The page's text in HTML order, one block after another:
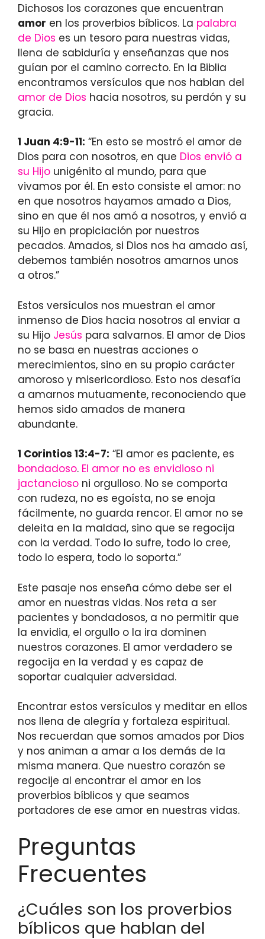
Dichosos los corazones que encuentran
amor en los proverbios bíblicos. La palabra
de Dios es un tesoro para nuestras vidas,
llena de sabiduría y enseñanzas que nos
guían por el camino correcto. En la Biblia
encontramos versículos que nos hablan del
amor de Dios hacia nosotros, su perdón y su
gracia.
1 Juan 4:9-11: “En esto se mostró el amor de
Dios para con nosotros, en que Dios envió a
su Hijo unigénito al mundo, para que
vivamos por él. En esto consiste el amor: no
en que nosotros hayamos amado a Dios,
sino en que él nos amó a nosotros, y envió a
su Hijo en propiciación por nuestros
pecados. Amados, si Dios nos ha amado así,
debemos también nosotros amarnos unos
a otros.”
Estos versículos nos muestran el amor
inmenso de Dios hacia nosotros al enviar a
su Hijo Jesús para salvarnos. El amor de Dios
no se basa en nuestras acciones o
merecimientos, sino en su propio carácter
amoroso y misericordioso. Esto nos desafía
a amarnos mutuamente, reconociendo que
hemos sido amados de manera
abundante.
1 Corintios 13:4-7: “El amor es paciente, es
bondadoso. El amor no es envidioso ni
jactancioso ni orgulloso. No se comporta
con rudeza, no es egoísta, no se enoja
fácilmente, no guarda rencor. El amor no se
deleita en la maldad, sino que se regocija
con la verdad. Todo lo sufre, todo lo cree,
todo lo espera, todo lo soporta.”
Este pasaje nos enseña cómo debe ser el
amor en nuestras vidas. Nos reta a ser
pacientes y bondadosos, a no permitir que
la envidia, el orgullo o la ira dominen
nuestros corazones. El amor verdadero se
regocija en la verdad y es capaz de
soportar cualquier adversidad.
Encontrar estos versículos y meditar en ellos
nos llena de alegría y fortaleza espiritual.
Nos recuerdan que somos amados por Dios
y nos animan a amar a los demás de la
misma manera. Que nuestro corazón se
regocije al encontrar el amor en los
proverbios bíblicos y que seamos
portadores de ese amor en nuestras vidas.
Preguntas
Frecuentes
¿Cuáles son los proverbios
bíblicos que hablan del